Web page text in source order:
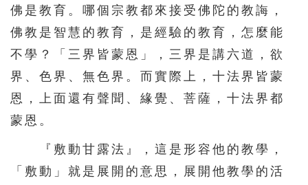
佛是教育。哪個宗教都來接受佛陀的教誨，
佛教是智慧的教育，是經驗的教育，怎麼能
不學？「三界皆蒙恩」，三界是講六道，欲
界、色界、無色界。而實際上，十法界皆蒙
恩，上面還有聲聞、緣覺、菩薩，十法界都
蒙恩。
『敷動甘露法』，這是形容他的教學，
「敷動」就是展開的意思，展開他教學的活